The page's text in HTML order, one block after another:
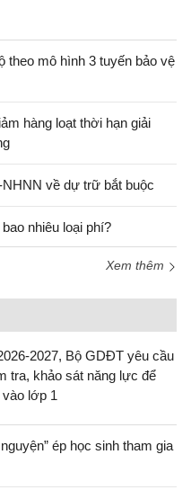
theo mô hình 3 tuyến bảo vệ
hàng loạt thời hạn giải
về dự trữ bắt buộc
nhiêu loại phí?
Xem thêm
2027, Bộ GDĐT yêu cầu
tra, khảo sát năng lực để
lớp 1
ép học sinh tham gia